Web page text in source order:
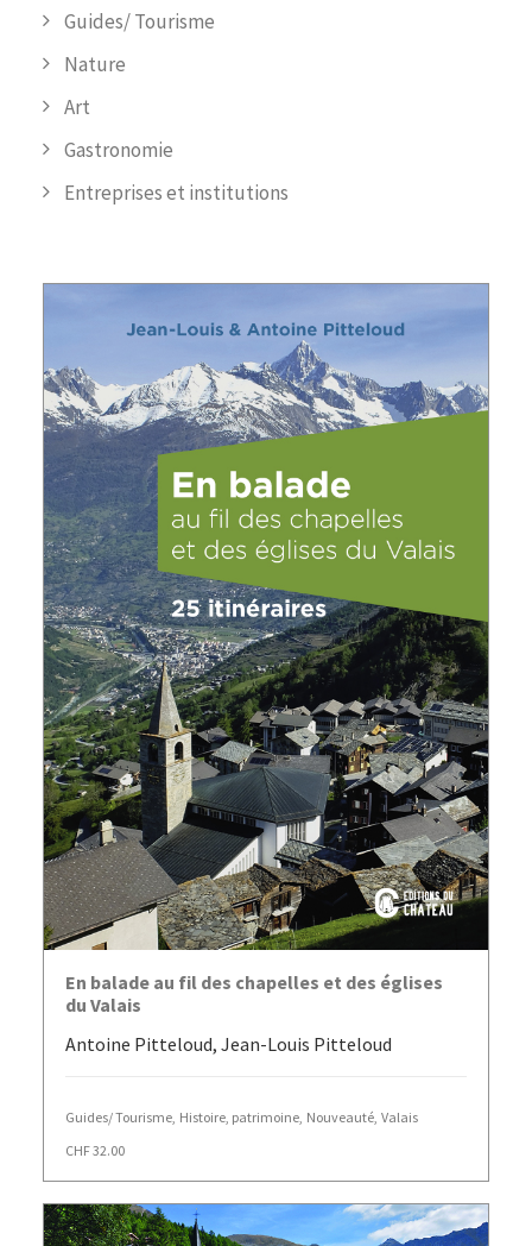
Guides/ Tourisme
Nature
Art
Gastronomie
Entreprises et institutions
AJOUTER AU PANIER
En balade au fil des chapelles et des églises
du Valais
Antoine Pitteloud, Jean-Louis Pitteloud
Guides/ Tourisme, Histoire, patrimoine, Nouveauté, Valais
CHF32.00